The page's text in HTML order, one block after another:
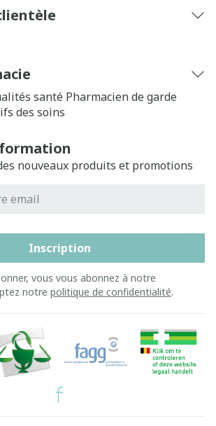
santé Pharmacien de garde
des soins
nouveaux produits et promotions
Inscription
vous vous abonnez à notre
notre politique de confidentialité.